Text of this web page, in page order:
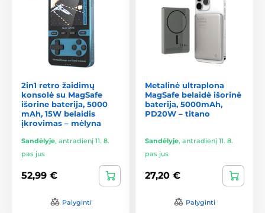
2in1 retro žaidimų
konsolė su MagSafe
išorine baterija, 5000
mAh, 15W belaidis
įkrovimas – mėlyna
Sandėlyje, antradienį 11. 8.
pas jus
52,99 €
Palyginti
Metalinė ultraplona
MagSafe belaidė išorinė
baterija, 5000mAh,
PD20W – titano
Sandėlyje, antradienį 11. 8.
pas jus
27,20 €
Palyginti